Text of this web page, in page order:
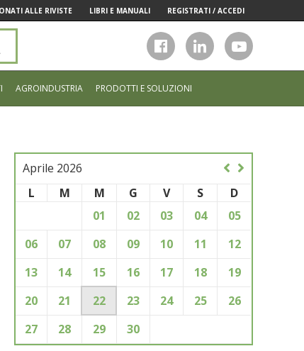
ALLE RIVISTE LIBRI E MANUALI REGISTRATI / ACCEDI
sito
AGROINDUSTRIA PRODOTTI E SOLUZIONI
Aprile 2026
L
M M G V S
D
01
02 03 04
05
06
07 08 09 10 11
12
13
14 15 16 17 18
19
20
21 22 23 24 25
26
27
28 29 30